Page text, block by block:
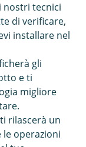
nostri tecnici
di verificare,
installare nel
gli
e ti
migliore
rilascerà un
operazioni